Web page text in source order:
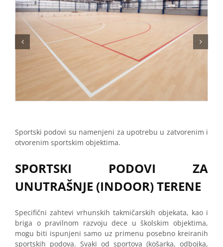
Sportski podovi su namenjeni za upotrebu u zatvorenim i
otvorenim sportskim objektima.
SPORTSKI PODOVI ZA
UNUTRAŠNJE (INDOOR) TERENE
Specifični zahtevi vrhunskih takmičarskih objekata, kao i
briga o pravilnom razvoju dece u školskim objektima,
mogu biti ispunjeni samo uz primenu posebno kreiranih
sportskih podova. Svaki od sportova (košarka, odbojka,